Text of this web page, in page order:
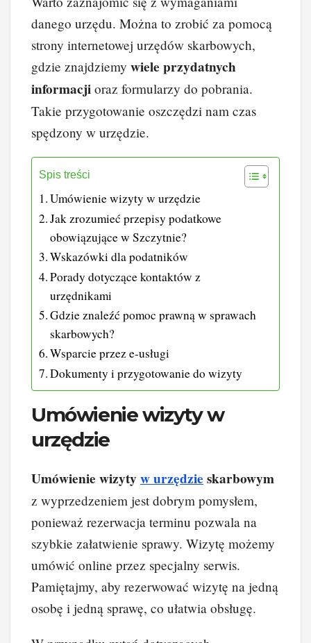
danego urzędu. Można to zrobić za pomocą
strony internetowej urzędów skarbowych,
gdzie znajdziemy wiele przydatnych
informacji oraz formularzy do pobrania.
Takie przygotowanie oszczędzi nam czas
spędzony w urzędzie.
Spis treści
Umówienie wizyty w urzędzie
Jak zrozumieć przepisy podatkowe
obowiązujące w Szczytnie?
Wskazówki dla podatników
Porady dotyczące kontaktów z
urzędnikami
Gdzie znaleźć pomoc prawną w sprawach
skarbowych?
Wsparcie przez e-usługi
Dokumenty i przygotowanie do wizyty
Umówienie wizyty w
urzędzie
Umówienie wizyty w urzędzie skarbowym
z wyprzedzeniem jest dobrym pomysłem,
ponieważ rezerwacja terminu pozwala na
szybkie załatwienie sprawy. Wizytę możemy
umówić online przez specjalny serwis.
Pamiętajmy, aby rezerwować wizytę na jedną
osobę i jedną sprawę, co ułatwia obsługę.